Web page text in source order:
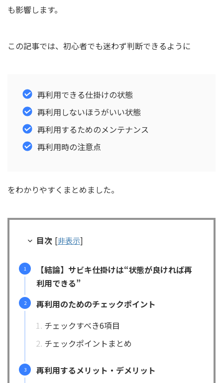
も影響します。
この記事では、初心者でも迷わず判断できるように
再利用できる仕掛けの状態
再利用しないほうがいい状態
再利用するためのメンテナンス
再利用時の注意点
をわかりやすくまとめました。
目次 [非表示]
【結論】サビキ仕掛けは“状態が良ければ再
利用できる”
再利用のためのチェックポイント
チェックすべき6項目
チェックポイントまとめ
再利用するメリット・デメリット